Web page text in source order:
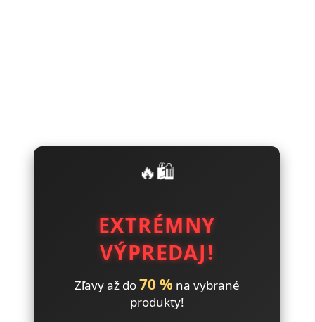
🔥🛍️
EXTRÉMNY
VÝPREDAJ!
Zľavy až do70 % na vybrané
produkty!